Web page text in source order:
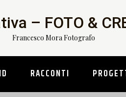
– FOTO &
Francesco Mora Fotografo
RACCONTI